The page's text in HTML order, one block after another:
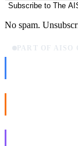
Subscribe to The
No spam.
PART OF AISO